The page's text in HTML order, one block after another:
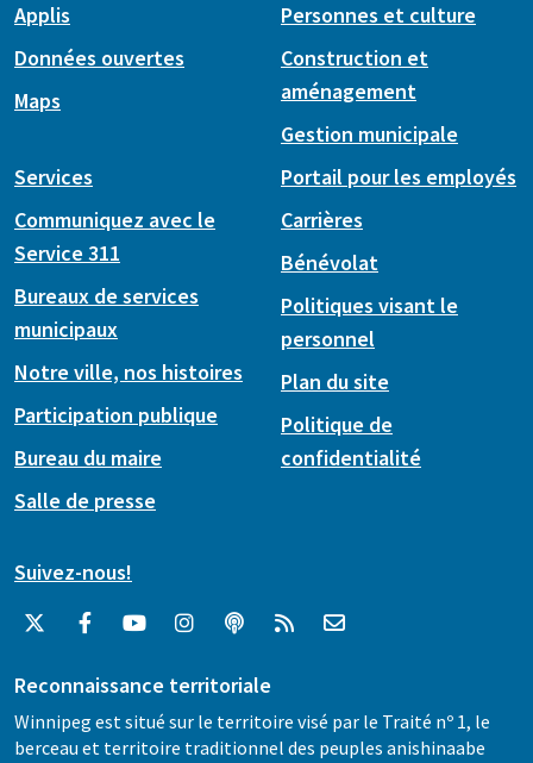
Applis
Données ouvertes
Maps
Personnes et culture
Construction et
aménagement
Gestion municipale
Services
Communiquez avec le
Service 311
Bureaux de services
municipaux
Notre ville, nos histoires
Participation publique
Bureau du maire
Salle de presse
Portail pour les employés
Carrières
Bénévolat
Politiques visant le
personnel
Plan du site
Politique de
confidentialité
Suivez-nous!
Reconnaissance territoriale
Winnipeg est situé sur le territoire visé par le Traité nº 1, le
berceau et territoire traditionnel des peuples anishinaabe